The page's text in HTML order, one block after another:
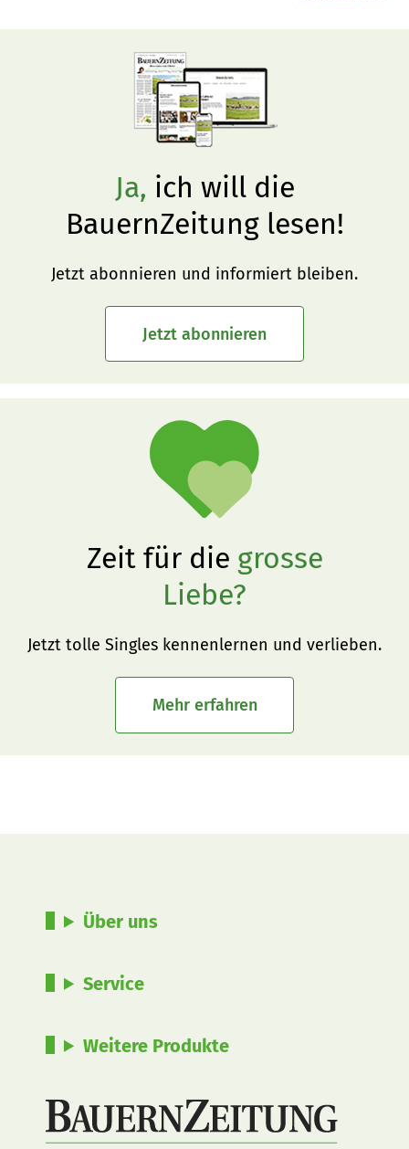
Ja, ich will die
BauernZeitung lesen!
Jetzt abonnieren und informiert bleiben.
Jetzt abonnieren
Zeit für die grosse
Liebe?
Jetzt tolle Singles kennenlernen und verlieben.
Mehr erfahren
Über uns
Service
Weitere Produkte